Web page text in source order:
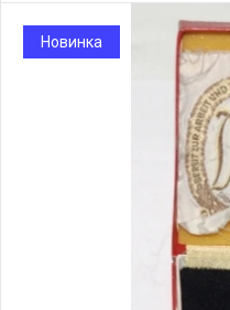
Новинка